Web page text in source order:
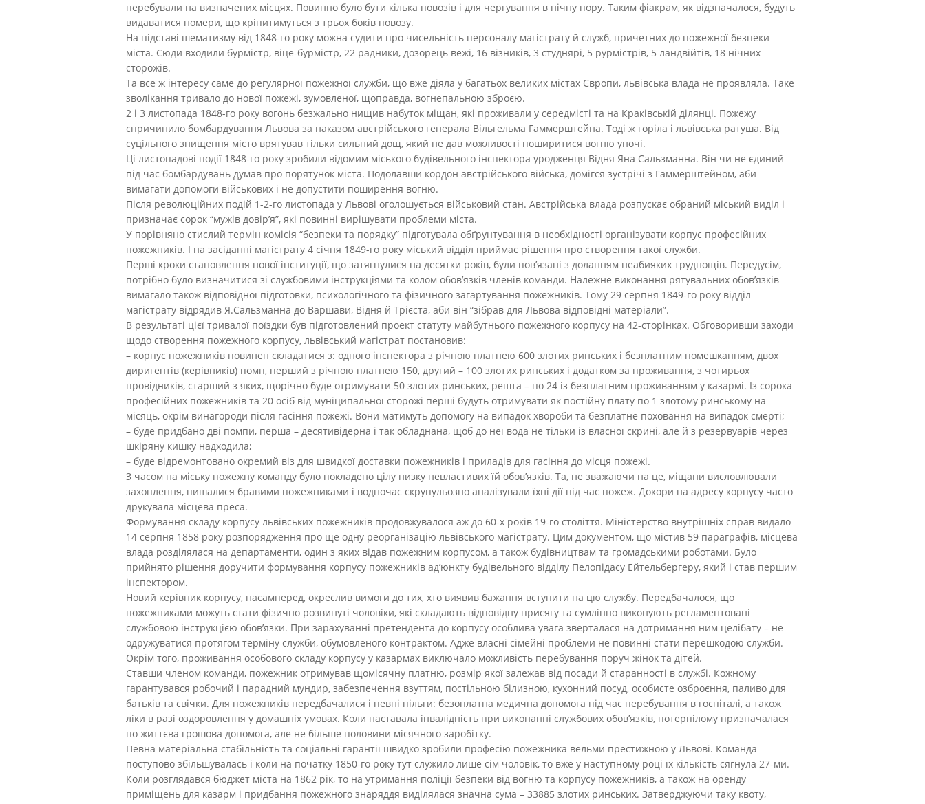
перебували на визначених місцях. Повинно було бути кілька повозів і для чергування в нічну пору. Таким фіакрам, як відзначалося, будуть
видаватися номери, що кріпитимуться з трьох боків повозу.
На підставі шематизму від 1848-го року можна судити про чисельність персоналу магістрату й служб, причетних до пожежної безпеки
міста. Сюди входили бурмістр, віце-бурмістр, 22 радники, дозорець вежі, 16 візників, 3 студнярі, 5 рурмістрів, 5 ландвійтів, 18 нічних
сторожів.
Та все ж інтересу саме до регулярної пожежної служби, що вже діяла у багатьох великих містах Європи, львівська влада не проявляла. Таке
зволікання тривало до нової пожежі, зумовленої, щоправда, вогнепальною зброєю.
2 і 3 листопада 1848-го року вогонь безжально нищив набуток міщан, які проживали у середмісті та на Краківській ділянці. Пожежу
спричинило бомбардування Львова за наказом австрійського генерала Вільгельма Гаммерштейна. Тоді ж горіла і львівська ратуша. Від
суцільного знищення місто врятував тільки сильний дощ, який не дав можливості поширитися вогню уночі.
Ці листопадові події 1848-го року зробили відомим міського будівельного інспектора уродженця Відня Яна Сальзманна. Він чи не єдиний
під час бомбардувань думав про порятунок міста. Подолавши кордон австрійського війська, домігся зустрічі з Гаммерштейном, аби
вимагати допомоги військових і не допустити поширення вогню.
Після революційних подій 1-2-го листопада у Львові оголошується військовий стан. Австрійська влада розпускає обраний міський виділ і
призначає сорок “мужів довір’я”, які повинні вирішувати проблеми міста.
У порівняно стислий термін комісія “безпеки та порядку” підготувала обґрунтування в необхідності організувати корпус професійних
пожежників. І на засіданні магістрату 4 січня 1849-го року міський відділ приймає рішення про створення такої служби.
Перші кроки становлення нової інституції, що затягнулися на десятки років, були пов’язані з доланням неабияких труднощів. Передусім,
потрібно було визначитися зі службовими інструкціями та колом обов’язків членів команди. Належне виконання рятувальних обов’язків
вимагало також відповідної підготовки, психологічного та фізичного загартування пожежників. Тому 29 серпня 1849-го року відділ
магістрату відрядив Я.Сальзманна до Варшави, Відня й Трієста, аби він “зібрав для Львова відповідні матеріали”.
В результаті цієї тривалої поїздки був підготовлений проект статуту майбутнього пожежного корпусу на 42-сторінках. Обговоривши заходи
щодо створення пожежного корпусу, львівський магістрат постановив:
– корпус пожежників повинен складатися з: одного інспектора з річною платнею 600 злотих ринських і безплатним помешканням, двох
диригентів (керівників) помп, перший з річною платнею 150, другий – 100 злотих ринських і додатком за проживання, з чотирьох
провідників, старший з яких, щорічно буде отримувати 50 злотих ринських, решта – по 24 із безплатним проживанням у казармі. Із сорока
професійних пожежників та 20 осіб від муніципальної сторожі перші будуть отримувати як постійну плату по 1 злотому ринському на
місяць, окрім винагороди після гасіння пожежі. Вони матимуть допомогу на випадок хвороби та безплатне поховання на випадок смерті;
– буде придбано дві помпи, перша – десятивідерна і так обладнана, щоб до неї вода не тільки із власної скрині, але й з резервуарів через
шкіряну кишку надходила;
– буде відремонтовано окремий віз для швидкої доставки пожежників і приладів для гасіння до місця пожежі.
З часом на міську пожежну команду було покладено цілу низку невластивих їй обов’язків. Та, не зважаючи на це, міщани висловлювали
захоплення, пишалися бравими пожежниками і водночас скрупульозно аналізували їхні дії під час пожеж. Докори на адресу корпусу часто
друкувала місцева преса.
Формування складу корпусу львівських пожежників продовжувалося аж до 60-х років 19-го століття. Міністерство внутрішніх справ видало
14 серпня 1858 року розпорядження про ще одну реорганізацію львівського магістрату. Цим документом, що містив 59 параграфів, місцева
влада розділялася на департаменти, один з яких відав пожежним корпусом, а також будівництвам та громадськими роботами. Було
прийнято рішення доручити формування корпусу пожежників ад’юнкту будівельного відділу Пелопідасу Ейтельбергеру, який і став першим
інспектором.
Новий керівник корпусу, насамперед, окреслив вимоги до тих, хто виявив бажання вступити на цю службу. Передбачалося, що
пожежниками можуть стати фізично розвинуті чоловіки, які складають відповідну присягу та сумлінно виконують регламентовані
службовою інструкцією обов’язки. При зарахуванні претендента до корпусу особлива увага зверталася на дотримання ним целібату – не
одружуватися протягом терміну служби, обумовленого контрактом. Адже власні сімейні проблеми не повинні стати перешкодою служби.
Окрім того, проживання особового складу корпусу у казармах виключало можливість перебування поруч жінок та дітей.
Ставши членом команди, пожежник отримував щомісячну платню, розмір якої залежав від посади й старанності в службі. Кожному
гарантувався робочий і парадний мундир, забезпечення взуттям, постільною білизною, кухонний посуд, особисте озброєння, паливо для
батьків та свічки. Для пожежників передбачалися і певні пільги: безоплатна медична допомога під час перебування в госпіталі, а також
ліки в разі оздоровлення у домашніх умовах. Коли наставала інвалідність при виконанні службових обов’язків, потерпілому призначалася
по життєва грошова допомога, але не більше половини місячного заробітку.
Певна матеріальна стабільність та соціальні гарантії швидко зробили професію пожежника вельми престижною у Львові. Команда
поступово збільшувалась і коли на початку 1850-го року тут служило лише сім чоловік, то вже у наступному році їх кількість сягнула 27-ми.
Коли розглядався бюджет міста на 1862 рік, то на утримання поліції безпеки від вогню та корпусу пожежників, а також на оренду
приміщень для казарм і придбання пожежного знаряддя виділялася значна сума – 33885 злотих ринських. Затверджуючи таку квоту,